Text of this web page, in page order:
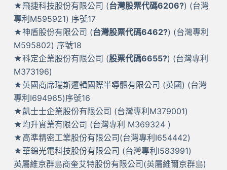
★飛捷科技股份有限公司 (台灣股票代碼6206?) (台灣
專利M595921) 序號17
★神盾股份有限公司 (台灣股票代碼6462?) (台灣專利
M595802) 序號18
★科定企業股份有限公司 (股票代碼6655?) (台灣專利
M373196)
★英國商席瑞斯邏輯國際半導體有限公司 (英國) (台灣
專利I694965)序號16
★凱士士企業股份有限公司 (台灣專利M379001)
★均升實業有限公司 (台灣專利 M369324 )
★高準精密工業股份有限公司(台灣專利I654442)
★華錦光電科技股份有限公司 (台灣專利I583991)
英屬維京群島商奎艾特股份有限公司(英屬維爾京群島)